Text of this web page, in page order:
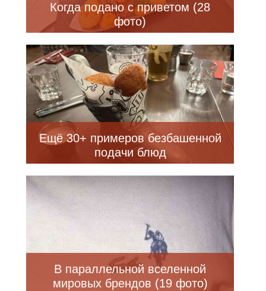
Когда подано с приветом (28
фото)
Ещё 30+ примеров безбашенной
подачи блюд
В параллельной вселенной
мировых брендов (19 фото)